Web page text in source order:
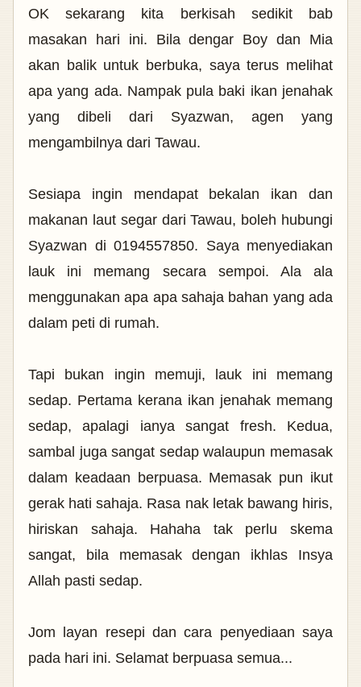
OK sekarang kita berkisah sedikit bab
masakan hari ini. Bila dengar Boy dan Mia
akan balik untuk berbuka, saya terus melihat
apa yang ada. Nampak pula baki ikan jenahak
yang dibeli dari Syazwan, agen yang
mengambilnya dari Tawau.
Sesiapa ingin mendapat bekalan ikan dan
makanan laut segar dari Tawau, boleh hubungi
Syazwan di 0194557850. Saya menyediakan
lauk ini memang secara sempoi. Ala ala
menggunakan apa apa sahaja bahan yang ada
dalam peti di rumah.
Tapi bukan ingin memuji, lauk ini memang
sedap. Pertama kerana ikan jenahak memang
sedap, apalagi ianya sangat fresh. Kedua,
sambal juga sangat sedap walaupun memasak
dalam keadaan berpuasa. Memasak pun ikut
gerak hati sahaja. Rasa nak letak bawang hiris,
hiriskan sahaja. Hahaha tak perlu skema
sangat, bila memasak dengan ikhlas Insya
Allah pasti sedap.
Jom layan resepi dan cara penyediaan saya
pada hari ini. Selamat berpuasa semua...